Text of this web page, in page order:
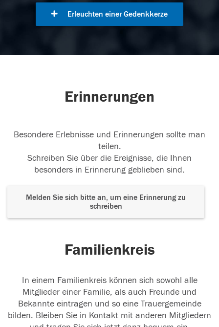
Erleuchten einer Gedenkkerze
Erinnerungen
Besondere Erlebnisse und Erinnerungen sollte man
teilen.
Schreiben Sie über die Ereignisse, die Ihnen
besonders in Erinnerung geblieben sind.
Melden Sie sich bitte an, um eine Erinnerung zu
schreiben
Familienkreis
In einem Familienkreis können sich sowohl alle
Mitglieder einer Familie, als auch Freunde und
Bekannte eintragen und so eine Trauergemeinde
bilden. Bleiben Sie in Kontakt mit anderen Mitgliedern